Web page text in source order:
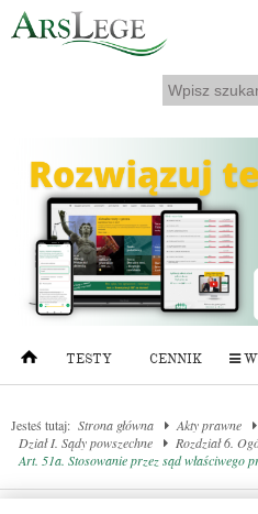
TESTY CENNIK
Jesteś tutaj: Strona główna Akty prawne
Dział I. Sądy powszechne
Rozdział 6.
Art. 51a. Stosowanie przez sąd właściwego